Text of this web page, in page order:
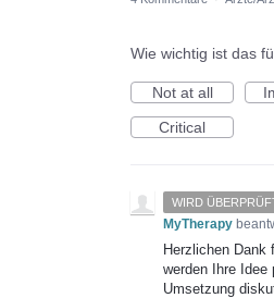
Wie wichtig ist das
Not at all
Critical
WIRD
MyTherapy
Herzlichen Dank
werden Ihre Idee
Umsetzung